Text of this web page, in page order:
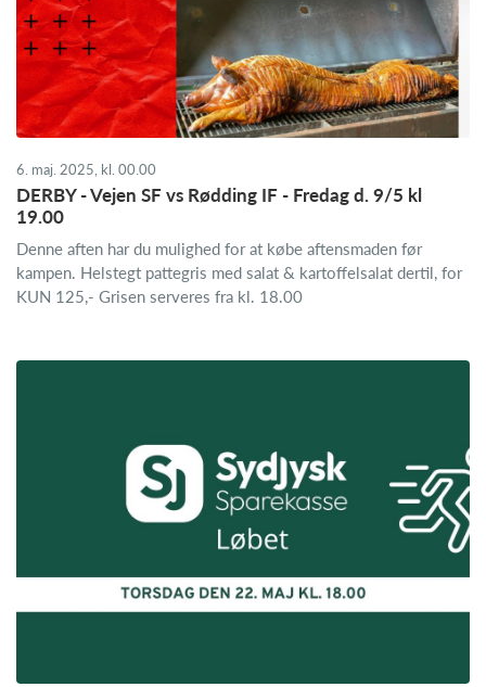
6. maj. 2025, kl. 00.00
DERBY - Vejen SF vs Rødding IF - Fredag d. 9/5 kl
19.00
Denne aften har du mulighed for at købe aftensmaden før
kampen. Helstegt pattegris med salat & kartoffelsalat dertil, for
KUN 125,- Grisen serveres fra kl. 18.00